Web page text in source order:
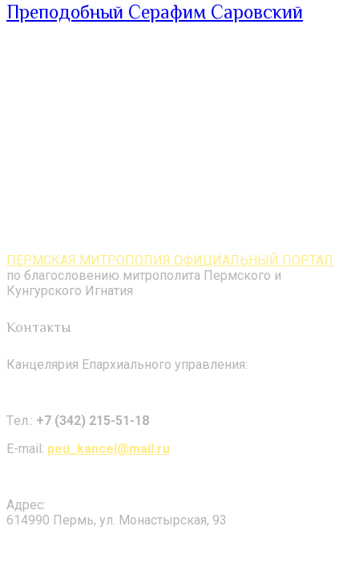
Преподобный Серафим Саровский
ПЕРМСКАЯ МИТРОПОЛИЯ ОФИЦИАЛЬНЫЙ ПОРТАЛ
по благословению митрополита Пермского и
Кунгурского Игнатия
Контакты
Канцелярия Епархиального управления:
Tел.: +7 (342) 215-51-18
E-mail: peu_kancel@mail.ru
Адрес:
614990 Пермь, ул. Монастырская, 93